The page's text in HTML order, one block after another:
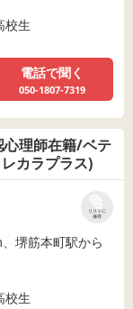
校生
電話で聞く
050-1807-7319
心理師在籍/ベテ
カラプラス)
リストに
保存
堺筋本町駅から
校生